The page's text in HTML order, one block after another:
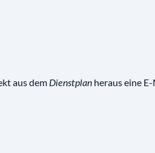
aus dem Dienstplanheraus eine